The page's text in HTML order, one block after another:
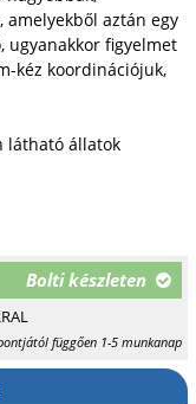
amelyekből aztán egy
ugyanakkor figyelmet
kéz koordinációjuk,
látható állatok
Bolti készleten
függően 1-5 munkanap